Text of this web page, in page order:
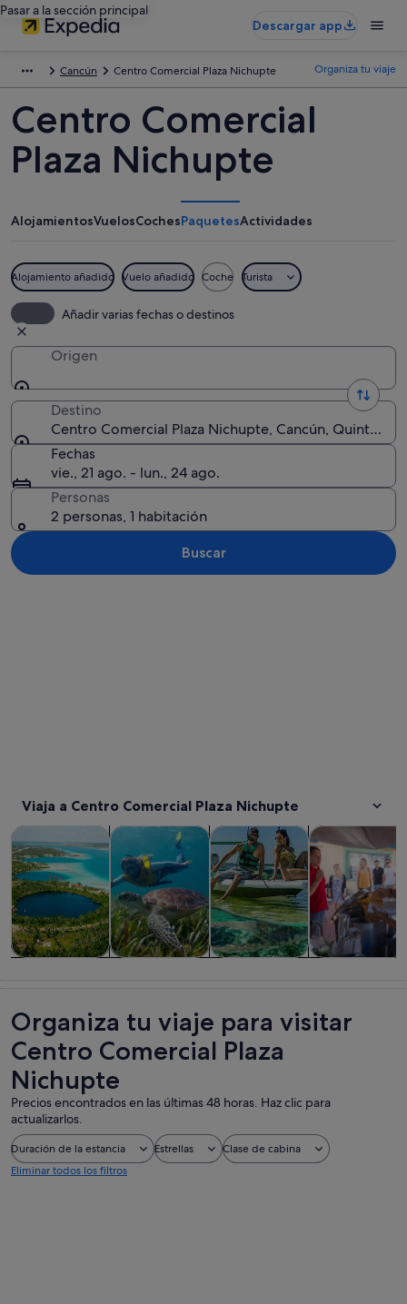
Pasar a la sección principal
Descargar app
Cancún Centro Comercial Plaza Nichupte Organiza tu viaje
Centro Comercial
Plaza Nichupte
AlojamientosVuelosCochesPaquetesActividades
Alojamiento añadido Vuelo añadido Coche Turista
Añadir varias fechas o destinos
Origen
Destino
Centro Comercial Plaza Nichupte, Cancún, Quintana
Fechas
vie., 21 ago. - lun., 24 ago.
Personas
2 personas, 1 habitación
Buscar
Viaja a Centro Comercial Plaza Nichupte
Visitas guiadas y excursiones de un día Se abre en una
Actividades acuáticasSe abre en una pestaña
Visitas acuáticas y cruceros
Historia y
Organiza tu viaje para visitar
Centro Comercial Plaza
Nichupte
Precios encontrados en las últimas 48 horas. Haz clic para
actualizarlos.
Duración de la estancia Estrellas
Clase de cabina
Eliminar todos los filtros